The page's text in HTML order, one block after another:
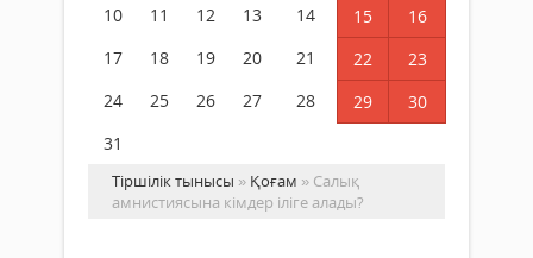
10
11 12 13 14 15
16
17
18 19 20 21 22
23
24
25 26 27 28 29
30
31
Тіршілік тынысы » Қоғам » Салық
амнистиясына кімдер іліге алады?